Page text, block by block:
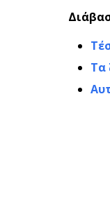
Τα